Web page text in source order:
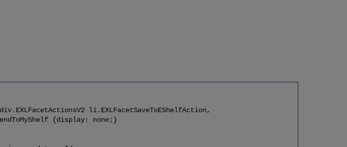
li.EXLFacetSaveToEShelfAction,
{display: none;}